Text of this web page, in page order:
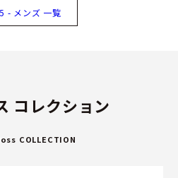
- メンズ 一覧
コレクション
COLLECTION